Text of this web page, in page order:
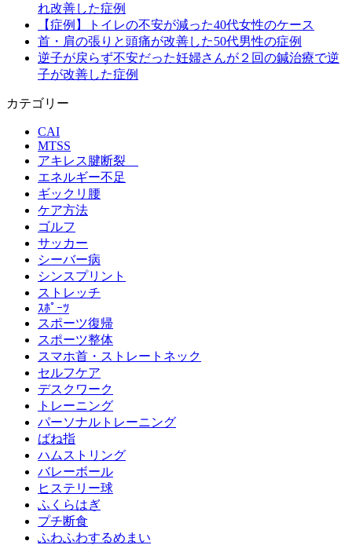
れ改善した症例
【症例】トイレの不安が減った40代女性のケース
首・肩の張りと頭痛が改善した50代男性の症例
逆子が戻らず不安だった妊婦さんが２回の鍼治療で逆
子が改善した症例
カテゴリー
CAI
MTSS
アキレス腱断裂
エネルギー不足
ギックリ腰
ケア方法
ゴルフ
サッカー
シーバー病
シンスプリント
ストレッチ
ｽﾎﾟｰﾂ
スポーツ復帰
スポーツ整体
スマホ首・ストレートネック
セルフケア
デスクワーク
トレーニング
パーソナルトレーニング
ばね指
ハムストリング
バレーボール
ヒステリー球
ふくらはぎ
プチ断食
ふわふわするめまい